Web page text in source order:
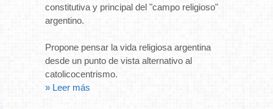
constitutiva y principal del "campo religioso"
argentino.
Propone pensar la vida religiosa argentina
desde un punto de vista alternativo al
catolicocentrismo.
» Leer más